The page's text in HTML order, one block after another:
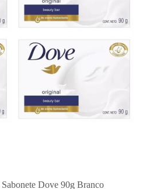
Dove 90g Branco